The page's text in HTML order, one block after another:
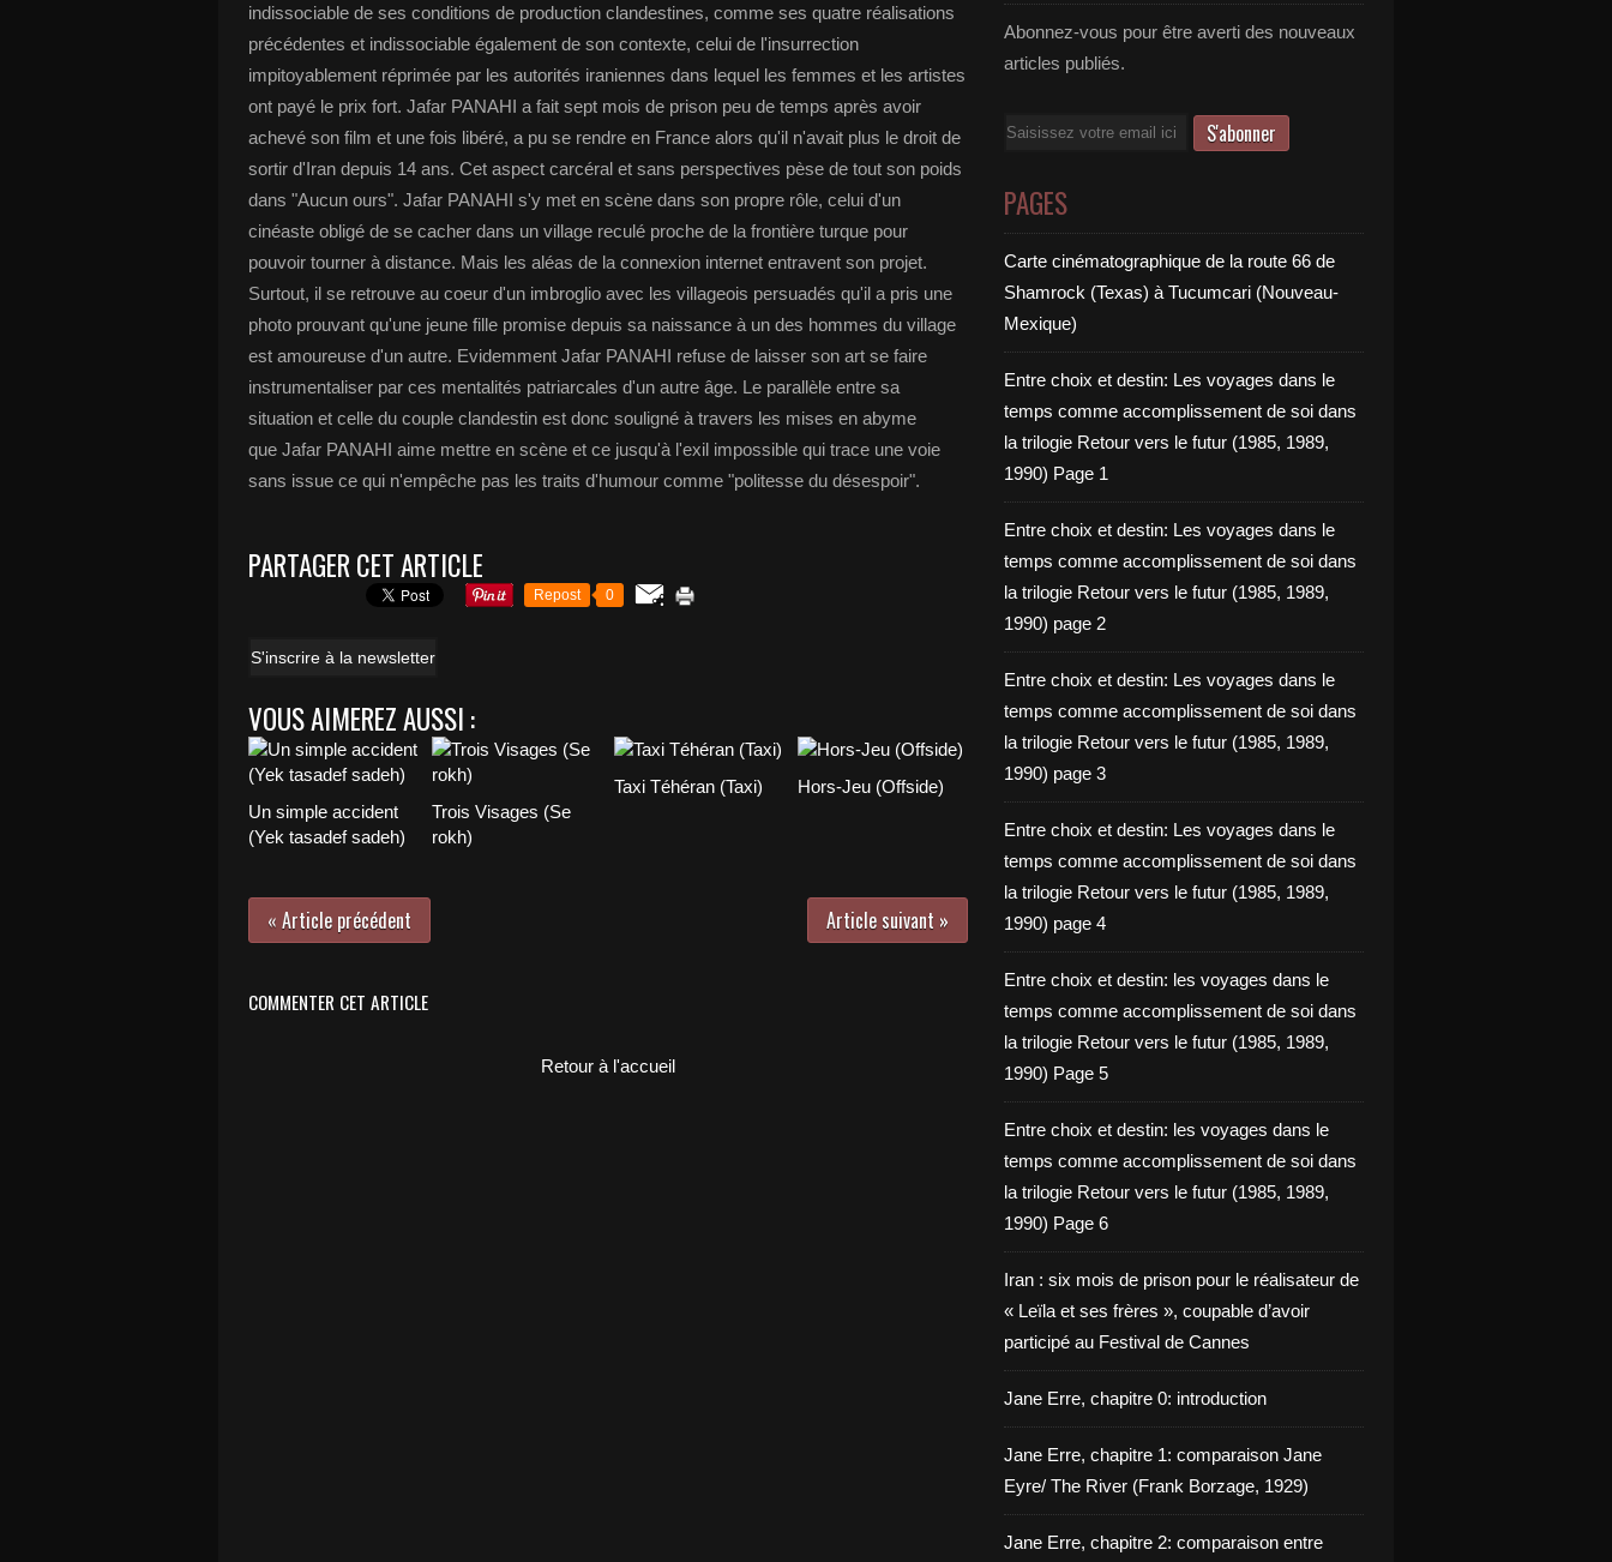
indissociable de ses conditions de production clandestines, comme ses quatre réalisations
précédentes et indissociable également de son contexte, celui de l'insurrection
impitoyablement réprimée par les autorités iraniennes dans lequel les femmes et les artistes
ont payé le prix fort. Jafar PANAHI a fait sept mois de prison peu de temps après avoir
achevé son film et une fois libéré, a pu se rendre en France alors qu'il n'avait plus le droit de
sortir d'Iran depuis 14 ans. Cet aspect carcéral et sans perspectives pèse de tout son poids
dans "Aucun ours". Jafar PANAHI s'y met en scène dans son propre rôle, celui d'un
cinéaste obligé de se cacher dans un village reculé proche de la frontière turque pour
pouvoir tourner à distance. Mais les aléas de la connexion internet entravent son projet.
Surtout, il se retrouve au coeur d'un imbroglio avec les villageois persuadés qu'il a pris une
photo prouvant qu'une jeune fille promise depuis sa naissance à un des hommes du village
est amoureuse d'un autre. Evidemment Jafar PANAHI refuse de laisser son art se faire
instrumentaliser par ces mentalités patriarcales d'un autre âge. Le parallèle entre sa
situation et celle du couple clandestin est donc souligné à travers les mises en abyme
que Jafar PANAHI aime mettre en scène et ce jusqu'à l'exil impossible qui trace une voie
sans issue ce qui n'empêche pas les traits d'humour comme "politesse du désespoir".
PARTAGER CET ARTICLE
Repost 0
S'inscrire à la newsletter
VOUS AIMEREZ AUSSI :
Un simple accident
(Yek tasadef sadeh)
Trois Visages (Se
rokh)
Taxi Téhéran (Taxi) Hors-Jeu (Offside)
« Article précédent Article suivant »
COMMENTER CET ARTICLE
Retour à l'accueil
Abonnez-vous pour être averti des nouveaux
articles publiés.
Email
PAGES
Carte cinématographique de la route 66 de
Shamrock (Texas) à Tucumcari (Nouveau-
Mexique)
Entre choix et destin: Les voyages dans le
temps comme accomplissement de soi dans
la trilogie Retour vers le futur (1985, 1989,
1990) Page 1
Entre choix et destin: Les voyages dans le
temps comme accomplissement de soi dans
la trilogie Retour vers le futur (1985, 1989,
1990) page 2
Entre choix et destin: Les voyages dans le
temps comme accomplissement de soi dans
la trilogie Retour vers le futur (1985, 1989,
1990) page 3
Entre choix et destin: Les voyages dans le
temps comme accomplissement de soi dans
la trilogie Retour vers le futur (1985, 1989,
1990) page 4
Entre choix et destin: les voyages dans le
temps comme accomplissement de soi dans
la trilogie Retour vers le futur (1985, 1989,
1990) Page 5
Entre choix et destin: les voyages dans le
temps comme accomplissement de soi dans
la trilogie Retour vers le futur (1985, 1989,
1990) Page 6
Iran : six mois de prison pour le réalisateur de
« Leïla et ses frères », coupable d’avoir
participé au Festival de Cannes
Jane Erre, chapitre 0: introduction
Jane Erre, chapitre 1: comparaison Jane
Eyre/ The River (Frank Borzage, 1929)
Jane Erre, chapitre 2: comparaison entre